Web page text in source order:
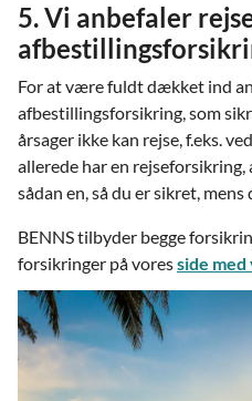
5. Vi anbefaler
For at være fuldt dækket ind
afbestillingsforsikring, som
årsager ikke kan rejse, f.eks.
allerede har en rejseforsikring,
sådan en, så du er sikret, mens
BENNS tilbyder begge
forsikringer på voresside